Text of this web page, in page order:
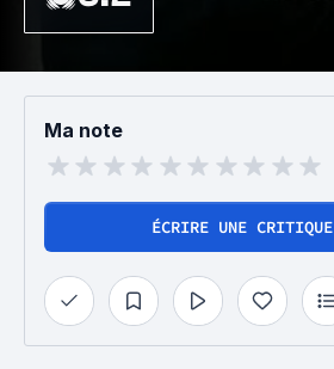
Ma note
ÉCRIRE UNE CRITIQUE